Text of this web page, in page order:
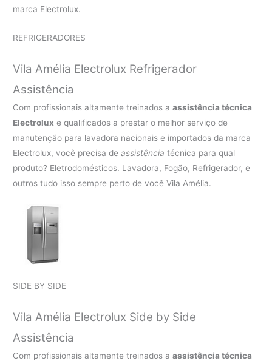
marca Electrolux.
REFRIGERADORES
Vila Amélia Electrolux Refrigerador
Assistência
Com profissionais altamente treinados aassistência técnica
Electrolux e qualificados a prestar o melhor serviço de
manutenção para lavadora nacionais e importados da marca
Electrolux, você precisa deassistência técnica para qual
produto? Eletrodomésticos. Lavadora, Fogão, Refrigerador, e
outros tudo isso sempre perto de você Vila Amélia.
SIDE BY SIDE
Vila Amélia Electrolux Side by Side
Assistência
Com profissionais altamente treinados aassistência técnica